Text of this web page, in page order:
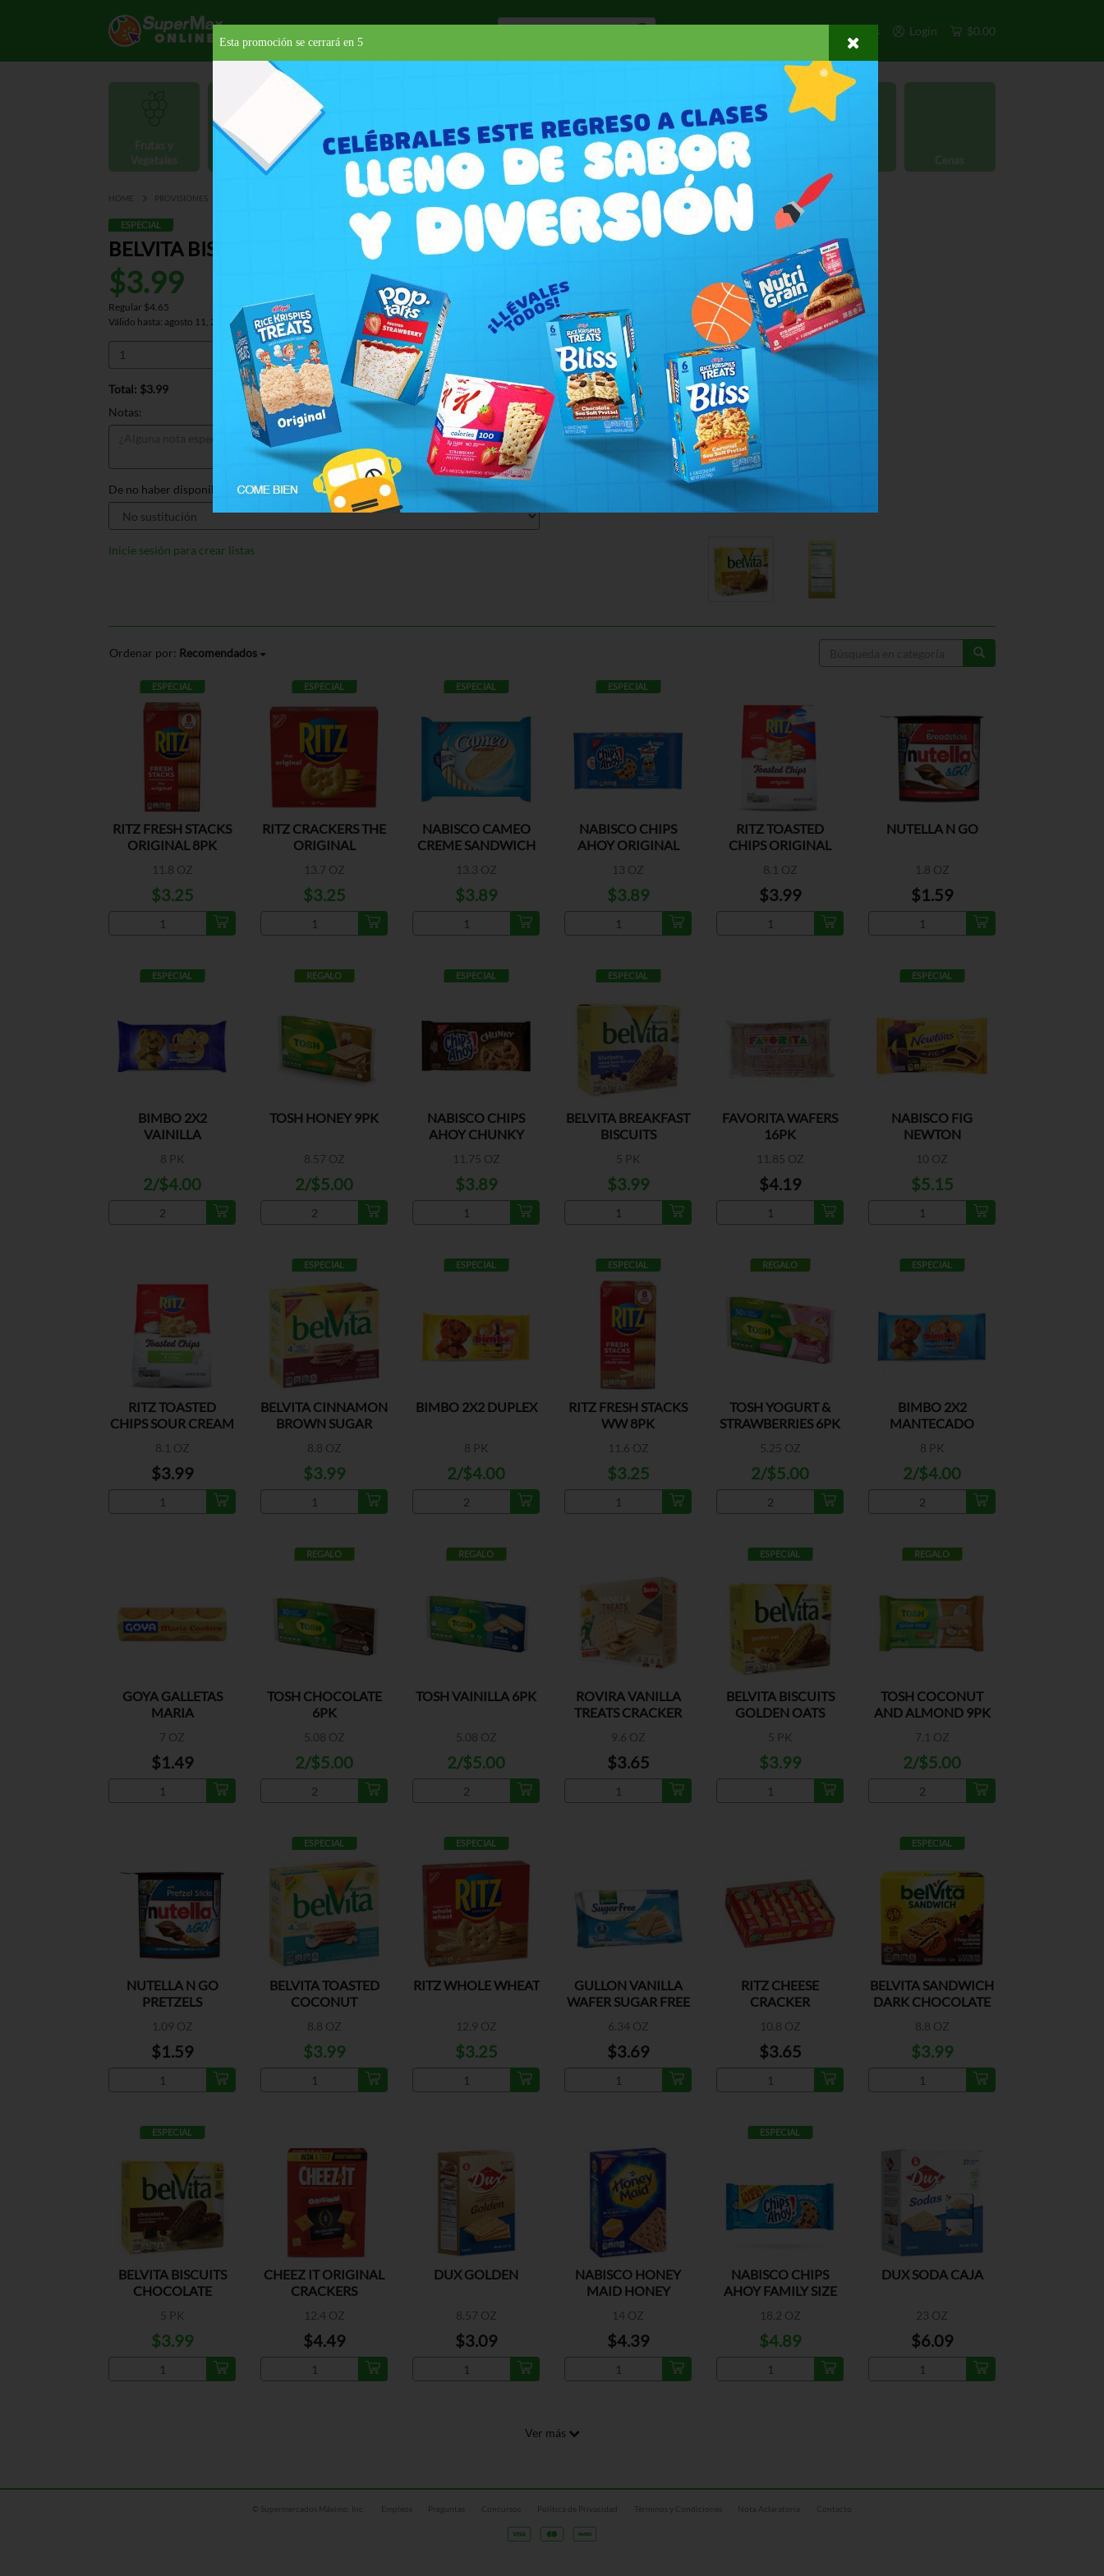
Otros Login $0.00
Carnes y
Mariscos
Provisiones Lácteos
Hogar, Salud y
Belleza
Deli y Bakery Orgánico
HOME PROVISIONES BELVITA BISCUITS GOLDEN OATS
ESPECIAL
BELVITA BISCUITS GOLDEN OATS 5 PK
$3.99
Regular $4.65
Válido hasta: agosto 11, 2026
Total: $3.99
Notas:
De no haber disponible, sustituir por:
Inicie sesión para crear listas
Ordenar por: Recomendados
ESPECIAL
RITZ FRESH STACKS
ORIGINAL 8PK
11.8 OZ
$3.25
ESPECIAL
RITZ CRACKERS THE
ORIGINAL
13.7 OZ
$3.25
ESPECIAL
NABISCO CAMEO
CREME SANDWICH
13.3 OZ
$3.89
ESPECIAL
NABISCO CHIPS
AHOY ORIGINAL
13 OZ
$3.89
RITZ TOASTED
CHIPS ORIGINAL
8.1 OZ
$3.99
NUTELLA N GO
1.8 OZ
$1.59
ESPECIAL
BIMBO 2X2
VAINILLA
8 PK
2/$4.00
REGALO
TOSH HONEY 9PK
8.57 OZ
2/$5.00
ESPECIAL
NABISCO CHIPS
AHOY CHUNKY
11.75 OZ
$3.89
ESPECIAL
BELVITA BREAKFAST
BISCUITS
5 PK
$3.99
FAVORITA WAFERS
16PK
11.85 OZ
$4.19
ESPECIAL
NABISCO FIG
NEWTON
10 OZ
$5.15
RITZ TOASTED
CHIPS SOUR CREAM
8.1 OZ
$3.99
ESPECIAL
BELVITA CINNAMON
BROWN SUGAR
8.8 OZ
$3.99
ESPECIAL
BIMBO 2X2 DUPLEX
8 PK
2/$4.00
ESPECIAL
RITZ FRESH STACKS
WW 8PK
11.6 OZ
$3.25
REGALO
TOSH YOGURT &
STRAWBERRIES 6PK
5.25 OZ
2/$5.00
ESPECIAL
BIMBO 2X2
MANTECADO
8 PK
2/$4.00
GOYA GALLETAS
MARIA
7 OZ
$1.49
REGALO
TOSH CHOCOLATE
6PK
5.08 OZ
2/$5.00
REGALO
TOSH VAINILLA 6PK
5.08 OZ
2/$5.00
ROVIRA VANILLA
TREATS CRACKER
9.6 OZ
$3.65
ESPECIAL
BELVITA BISCUITS
GOLDEN OATS
5 PK
$3.99
REGALO
TOSH COCONUT
AND ALMOND 9PK
7.1 OZ
2/$5.00
NUTELLA N GO
PRETZELS
1.09 OZ
$1.59
ESPECIAL
BELVITA TOASTED
COCONUT
8.8 OZ
$3.99
ESPECIAL
RITZ WHOLE WHEAT
12.9 OZ
$3.25
GULLON VANILLA
WAFER SUGAR FREE
6.34 OZ
$3.69
RITZ CHEESE
CRACKER
10.8 OZ
$3.65
ESPECIAL
BELVITA SANDWICH
DARK CHOCOLATE
8.8 OZ
$3.99
ESPECIAL
BELVITA BISCUITS
CHOCOLATE
5 PK
$3.99
CHEEZ IT ORIGINAL
CRACKERS
12.4 OZ
$4.49
DUX GOLDEN
8.57 OZ
$3.09
NABISCO HONEY
MAID HONEY
14 OZ
$4.39
ESPECIAL
NABISCO CHIPS
AHOY FAMILY SIZE
18.2 OZ
$4.89
DUX SODA CAJA
23 OZ
$6.09
Ver más
© Supermercados Máximo, Inc. Empleos Preguntas Política de Privacidad Nota Aclaratoria Contacto
Esta promoción se cerrará en 4